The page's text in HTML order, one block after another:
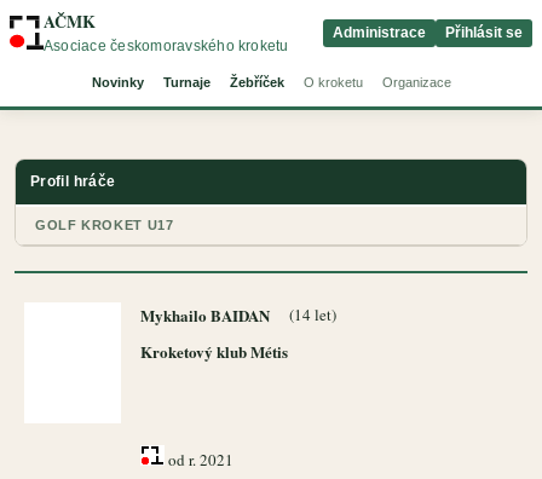
AČMK
Asociace českomoravského kroketu
Novinky Turnaje Žebříček O kroketu Organizace
Administrace Přihlásit se
Mykhailo BAIDAN (14 let)
Kroketový klub Métis
od r. 2021
Profil hráče
GOLF KROKET U17